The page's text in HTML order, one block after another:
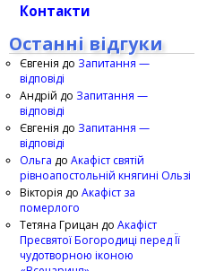
Контакти
Останні відгуки
Євгенія до Запитання —
відповіді
Андрій до Запитання —
відповіді
Євгенія до Запитання —
відповіді
Ольга до Акафіст святій
рівноапостольній княгині Ользі
Вікторія до Акафіст за
померлого
Тетяна Грицан до Акафіст
Пресвятої Богородиці перед Її
чудотворною іконою